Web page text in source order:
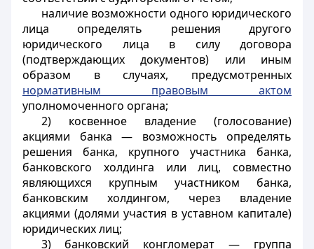
наличие возможности одного юридического
лица определять решения другого
юридического лица в силу договора
(подтверждающих документов) или иным
образом в случаях, предусмотренных
нормативным правовым актом
уполномоченного органа;
2) косвенное владение (голосование)
акциями банка — возможность определять
решения банка, крупного участника банка,
банковского холдинга или лиц, совместно
являющихся крупным участником банка,
банковским холдингом, через владение
акциями (долями участия в уставном капитале)
юридических лиц;
3) банковский конгломерат — группа